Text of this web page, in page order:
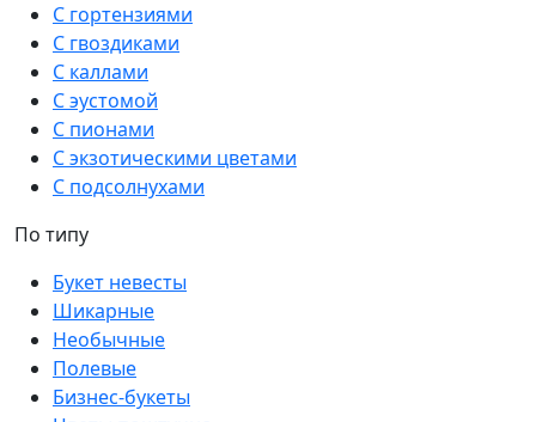
С гортензиями
С гвоздиками
С каллами
С эустомой
С пионами
С экзотическими цветами
С подсолнухами
По типу
Букет невесты
Шикарные
Необычные
Полевые
Бизнес-букеты